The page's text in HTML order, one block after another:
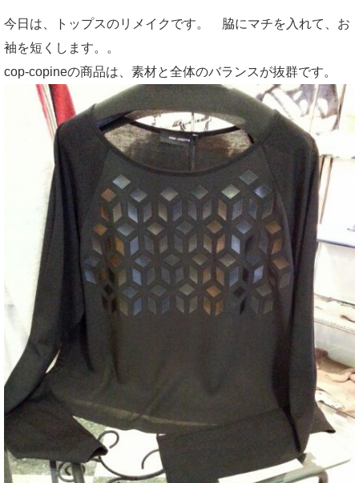
今日は、トップスのリメイクです。 脇にマチを入れて、お
袖を短くします。。
cop-copineの商品は、素材と全体のバランスが抜群です。